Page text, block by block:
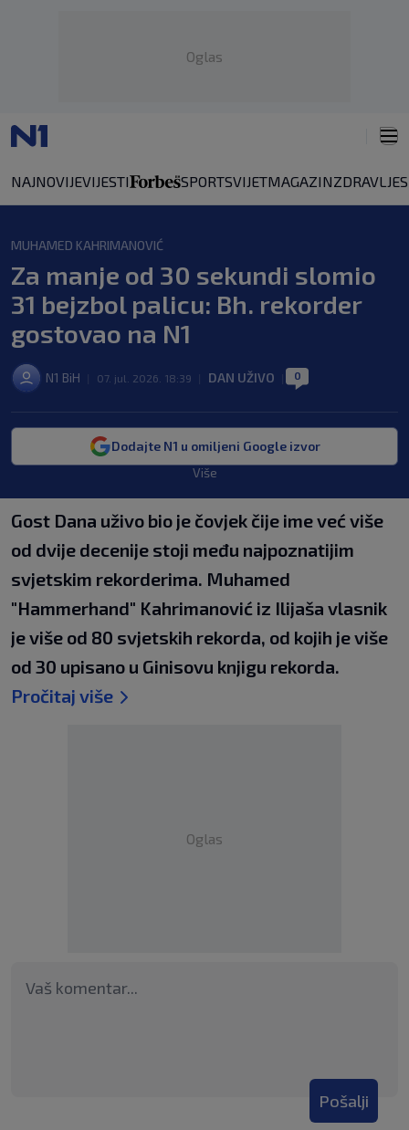
Oglas
NAJNOVIJEVIJESTI SPORTSVIJETMAGAZINZDRAVLJE
MUHAMED KAHRIMANOVIĆ
Za manje od 30 sekundi slomio
31 bejzbol palicu: Bh. rekorder
gostovao na N1
N1 BiH 07. jul. 2026. 18:39 DAN UŽIVO 0
Dodajte N1 u omiljeni Google izvor
Više
Gost Dana uživo bio je čovjek čije ime već više
od dvije decenije stoji među najpoznatijim
svjetskim rekorderima. Muhamed
"Hammerhand" Kahrimanović iz Ilijaša vlasnik
je više od 80 svjetskih rekorda, od kojih je više
od 30 upisano u Ginisovu knjigu rekorda.
Pročitaj više
Oglas
Pošalji